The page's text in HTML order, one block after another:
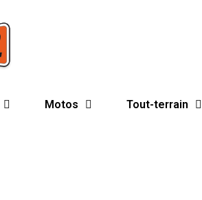
Motos Tout-terrain